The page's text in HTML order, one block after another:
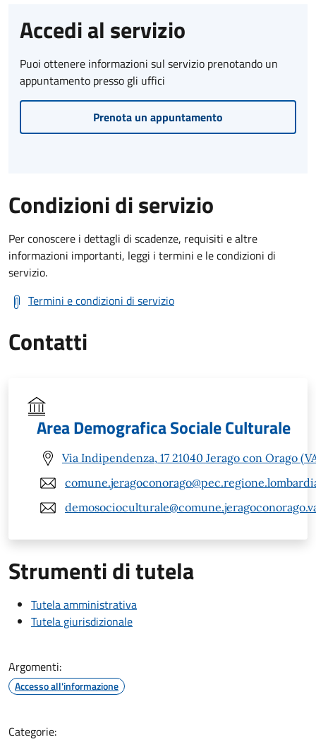
Accedi al servizio
Puoi ottenere informazioni sul servizio prenotando un
appuntamento presso gli uffici
Prenota un appuntamento
Condizioni di servizio
Per conoscere i dettagli di scadenze, requisiti e altre
informazioni importanti, leggi i termini e le condizioni di
servizio.
Termini e condizioni di servizio
Contatti
Area Demografica Sociale Culturale
Via Indipendenza, 17 21040 Jerago con Orago
Strumenti di tutela
Tutela amministrativa
Tutela giurisdizionale
Argomenti:
Accesso all'informazione
Categorie: